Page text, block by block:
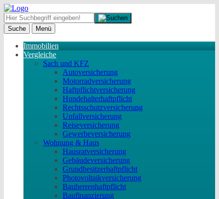
Suche Menü
Immobilien
Vergleiche
Sach und KFZ
Autoversicherung
Motorradversicherung
Haftpflichtversicherung
Hundehalterhaftpflicht
Rechtsschutzversicherung
Unfallversicherung
Reiseversicherung
Gewerbeversicherung
Wohnung & Haus
Hausratversicherung
Gebäudeversicherung
Grundbesitzerhaftpflicht
Photovoltaikversicherung
Bauherrenhaftpflicht
Baufinanzierung